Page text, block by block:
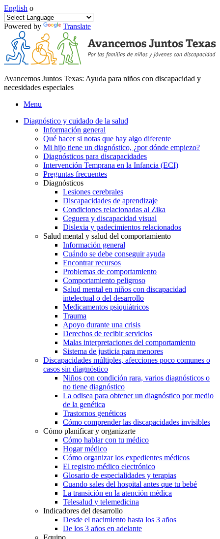
English o
Powered by Translate
Avancemos Juntos Texas: Ayuda para niños con discapacidad y
necesidades especiales
Menu
Diagnóstico y cuidado de la salud
Información general
Qué hacer si notas que hay algo diferente
Mi hijo tiene un diagnóstico, ¿por dónde empiezo?
Diagnósticos para discapacidades
Intervención Temprana en la Infancia (ECI)
Preguntas frecuentes
Diagnósticos
Lesiones cerebrales
Discapacidades de aprendizaje
Condiciones relacionadas al Zika
Ceguera y discapacidad visual
Dislexia y padecimientos relacionados
Salud mental y salud del comportamiento
Información general
Cuándo se debe conseguir ayuda
Encontrar recursos
Problemas de comportamiento
Comportamiento peligroso
Salud mental en niños con discapacidad
intelectual o del desarrollo
Medicamentos psiquiátricos
Trauma
Apoyo durante una crisis
Derechos de recibir servicios
Malas interpretaciones del comportamiento
Sistema de justicia para menores
Discapacidades múltiples, afecciones poco comunes o
casos sin diagnóstico
Niños con condición rara, varios diagnósticos o
no tiene diagnóstico
La odisea para obtener un diagnóstico por medio
de la genética
Trastornos genéticos
Cómo comprender las discapacidades invisibles
Cómo planificar y organizarte
Cómo hablar con tu médico
Hogar médico
Cómo organizar los expedientes médicos
El registro médico electrónico
Glosario de especialidades y terapias
Cuando sales del hospital antes que tu bebé
La transición en la atención médica
Telesalud y telemedicina
Indicadores del desarrollo
Desde el nacimiento hasta los 3 años
De los 3 años en adelante
Equipo